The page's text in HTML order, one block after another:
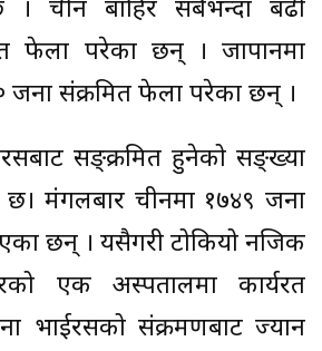
चीन बाहिर सबैभन्दा बढी
फेला परेका छन् । जापानमा
जना संक्रमित फेला परेका छन् ।
सङ्क्रमित हुनेको सङ्ख्या
मंगलबार चीनमा १७४९ जना
छन् । यसैगरी टोकियो नजिक
एक अस्पतालमा कार्यरत
भाईरसको संक्रमणबाट ज्यान